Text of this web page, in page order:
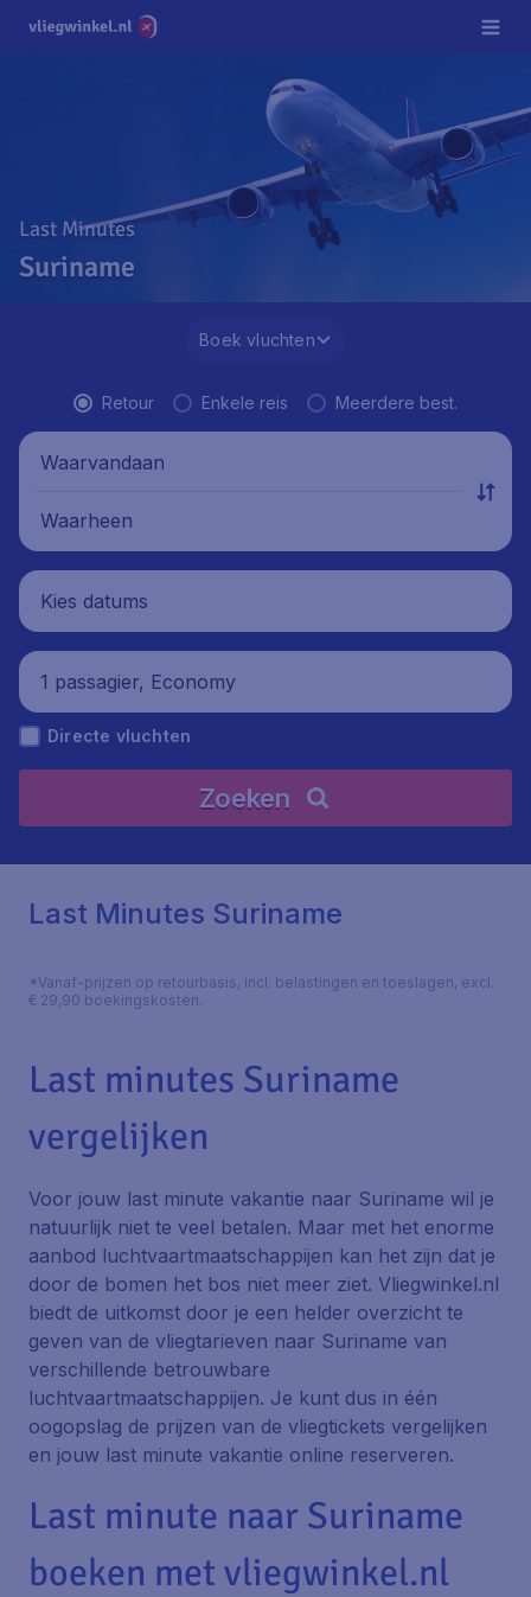
Last Minutes
Suriname
Boek vluchten
Retour Enkele reis Meerdere best.
Waarvandaan
Waarheen
Kies datums
1 passagier, Economy
Directe vluchten
Zoeken
Last Minutes Suriname
*Vanaf-prijzen op retourbasis, incl. belastingen en toeslagen, excl.
€ 29,90 boekingskosten.
Last minutes Suriname
vergelijken
Voor jouw last minute vakantie naar Suriname wil je
natuurlijk niet te veel betalen. Maar met het enorme
aanbod luchtvaartmaatschappijen kan het zijn dat je
door de bomen het bos niet meer ziet. Vliegwinkel.nl
biedt de uitkomst door je een helder overzicht te
geven van de vliegtarieven naar Suriname van
verschillende betrouwbare
luchtvaartmaatschappijen. Je kunt dus in één
oogopslag de prijzen van de vliegtickets vergelijken
en jouw last minute vakantie online reserveren.
Last minute naar Suriname
boeken met vliegwinkel.nl